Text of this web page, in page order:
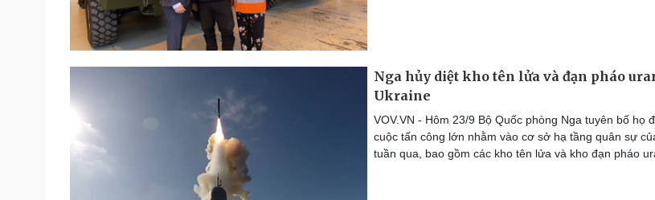
Nga hủy diệt kho tên lửa và đạn pháo
Ukraine
VOV.VN - Hôm 23/9 Bộ Quốc phòng Nga tuyên bố họ
cuộc tấn công lớn nhằm vào cơ sở hạ tầng quân sự
tuần qua, bao gồm các kho tên lửa và kho đạn pháo